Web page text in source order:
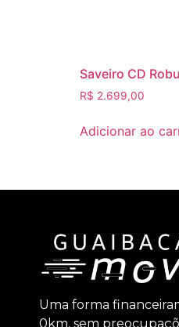
Saveiro CD
R$ 2.699,00
Adicionar ao
Uma forma
0km, sem